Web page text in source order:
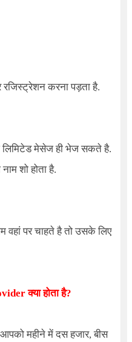
करना पड़ता है.
लिमिटेड मेसेज ही भेज सकते है.
शो होता है.
पर चाहते है तो उसके लिए
क्या होता है?
महीने में दस हजार, बीस